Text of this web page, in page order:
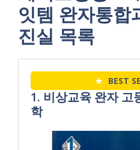
잇템 완자통합
진실 목록
★ BEST
1. 비상교육 완자 고
학